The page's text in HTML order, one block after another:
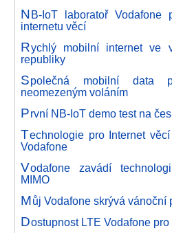
NB-IoT laboratoř Vodafone
internetu věcí
Rychlý mobilní internet ve
republiky
Společná mobilní data
neomezeným voláním
První NB-IoT demo test na
Technologie pro Internet
Vodafone
Vodafone zavádí
MIMO
Můj Vodafone skrývá vánoční
Dostupnost LTE Vodafone